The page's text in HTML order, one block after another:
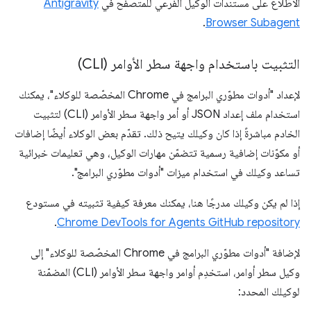
الاطّلاع على مستندات الوكيل الفرعي للمتصفّح في Antigravity
Browser Subagent
.
التثبيت باستخدام واجهة سطر الأوامر (CLI)
لإعداد "أدوات مطوّري البرامج في Chrome المخصّصة للوكلاء"، يمكنك
استخدام ملف إعداد JSON أو أمر واجهة سطر الأوامر (CLI) لتثبيت
الخادم مباشرةً إذا كان وكيلك يتيح ذلك. تقدّم بعض الوكلاء أيضًا إضافات
أو مكوّنات إضافية رسمية تتضمّن مهارات الوكيل، وهي تعليمات خبرائية
تساعد وكيلك في استخدام ميزات "أدوات مطوّري البرامج".
إذا لم يكن وكيلك مدرجًا هنا، يمكنك معرفة كيفية تثبيته في مستودع
Chrome DevTools for Agents GitHub repository
.
لإضافة "أدوات مطوّري البرامج في Chrome المخصّصة للوكلاء" إلى
وكيل سطر أوامر، استخدِم أوامر واجهة سطر الأوامر (CLI) المضمّنة
لوكيلك المحدد: